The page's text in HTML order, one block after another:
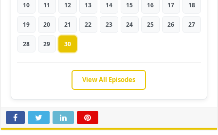
10 11 12 13 14 15 16 17 18
19 20 21 22 23 24 25 26 27
28 29 30
View All Episodes